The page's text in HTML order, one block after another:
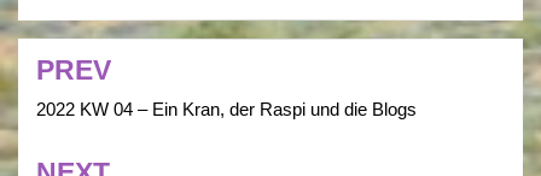
Post
navigation
PREV
2022 KW 04 – Ein Kran, der Raspi und die Blogs